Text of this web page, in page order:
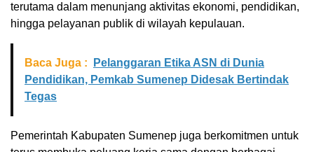
terutama dalam menunjang aktivitas ekonomi, pendidikan,
hingga pelayanan publik di wilayah kepulauan.
Baca Juga :
Pelanggaran Etika ASN di Dunia
Pendidikan, Pemkab Sumenep Didesak Bertindak
Tegas
Pemerintah Kabupaten Sumenep juga berkomitmen untuk